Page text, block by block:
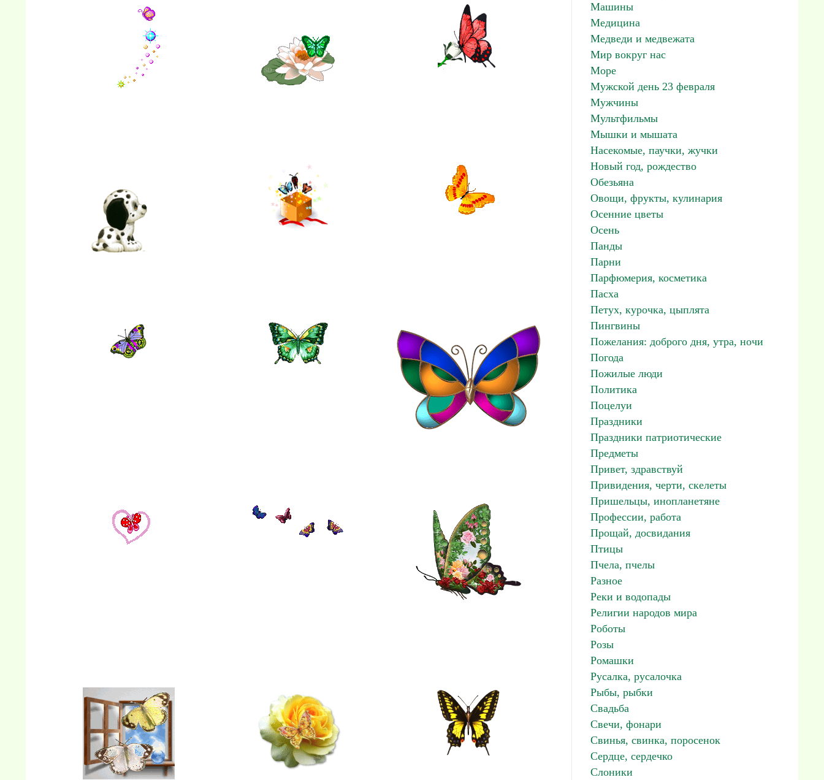
Машины
Медицина
Медведи и медвежата
Мир вокруг нас
Море
Мужской день 23 февраля
Мужчины
Мультфильмы
Мышки и мышата
Насекомые, паучки, жучки
Новый год, рождество
Обезьяна
Овощи, фрукты, кулинария
Осенние цветы
Осень
Панды
Парни
Парфюмерия, косметика
Пасха
Петух, курочка, цыплята
Пингвины
Пожелания: доброго дня, утра, ночи
Погода
Пожилые люди
Политика
Поцелуи
Праздники
Праздники патриотические
Предметы
Привет, здравствуй
Привидения, черти, скелеты
Пришельцы, инопланетяне
Профессии, работа
Прощай, досвидания
Птицы
Пчела, пчелы
Разное
Реки и водопады
Религии народов мира
Роботы
Розы
Ромашки
Русалка, русалочка
Рыбы, рыбки
Свадьба
Свечи, фонари
Свинья, свинка, поросенок
Сердце, сердечко
Слоники